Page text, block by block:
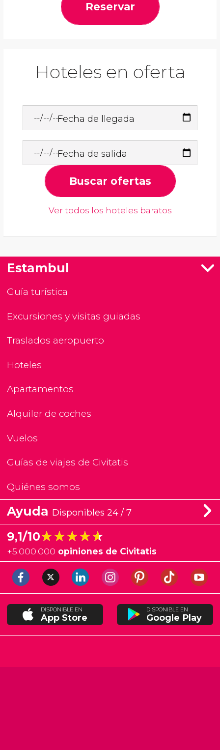
Reservar
Hoteles en oferta
Fecha de llegada
Fecha de salida
Buscar ofertas
Ver todos los hoteles baratos
Estambul
Guía turística
Excursiones y visitas guiadas
Traslados aeropuerto
Hoteles
Apartamentos
Alquiler de coches
Vuelos
Guías de viajes de Civitatis
Quiénes somos
Ayuda Disponibles 24 / 7
9,1/10★★★★★
★★★★★
+5.000.000 opiniones de Civitatis
DISPONIBLE EN
App Store
DISPONIBLE EN
Google Play